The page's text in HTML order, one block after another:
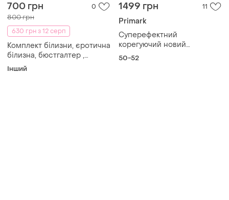
700 грн 0
800 грн
630 грн з 12 серп
Комплект білизни, єротична
білизна, бюстгалтер ,
трусики
Інший
1499 грн 11
Primark
Суперефектний
корегуючий новий
купальник із тропічним
50-52